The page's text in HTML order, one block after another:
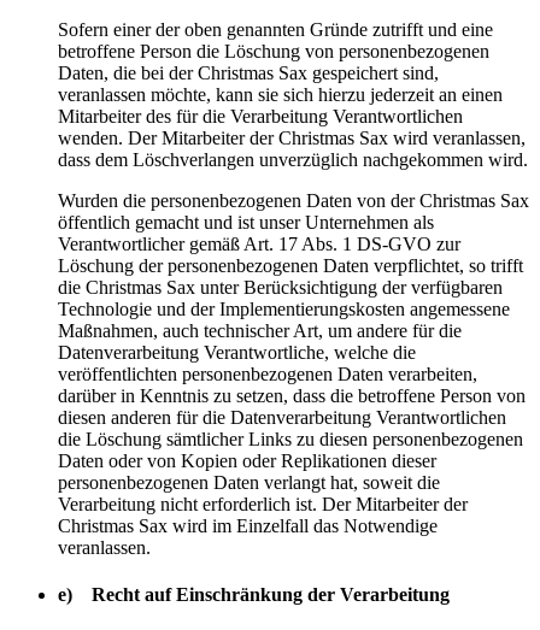
Sofern einer der oben genannten Gründe zutrifft und eine
betroffene Person die Löschung von personenbezogenen
Daten, die bei der Christmas Sax gespeichert sind,
veranlassen möchte, kann sie sich hierzu jederzeit an einen
Mitarbeiter des für die Verarbeitung Verantwortlichen
wenden. Der Mitarbeiter der Christmas Sax wird veranlassen,
dass dem Löschverlangen unverzüglich nachgekommen wird.
Wurden die personenbezogenen Daten von der Christmas Sax
öffentlich gemacht und ist unser Unternehmen als
Verantwortlicher gemäß Art. 17 Abs. 1 DS-GVO zur
Löschung der personenbezogenen Daten verpflichtet, so trifft
die Christmas Sax unter Berücksichtigung der verfügbaren
Technologie und der Implementierungskosten angemessene
Maßnahmen, auch technischer Art, um andere für die
Datenverarbeitung Verantwortliche, welche die
veröffentlichten personenbezogenen Daten verarbeiten,
darüber in Kenntnis zu setzen, dass die betroffene Person von
diesen anderen für die Datenverarbeitung Verantwortlichen
die Löschung sämtlicher Links zu diesen personenbezogenen
Daten oder von Kopien oder Replikationen dieser
personenbezogenen Daten verlangt hat, soweit die
Verarbeitung nicht erforderlich ist. Der Mitarbeiter der
Christmas Sax wird im Einzelfall das Notwendige
veranlassen.
e) Recht auf Einschränkung der Verarbeitung